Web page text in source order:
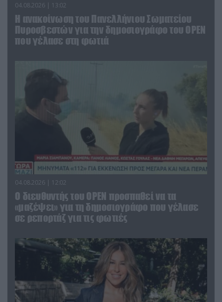
04.08.2026 | 13:02
Η ανακοίνωση του Πανελλήνιου Σωματείου
Πυροσβεστών για την δημοσιογράφο του OPEN
που γέλασε στη φωτιά
04.08.2026 | 12:02
O διευθυντής του OPEN προσπαθεί να τα
«μαζέψει» για τη δημοσιογράφο που γέλασε
σε ρεπορτάζ για τις φωτιές